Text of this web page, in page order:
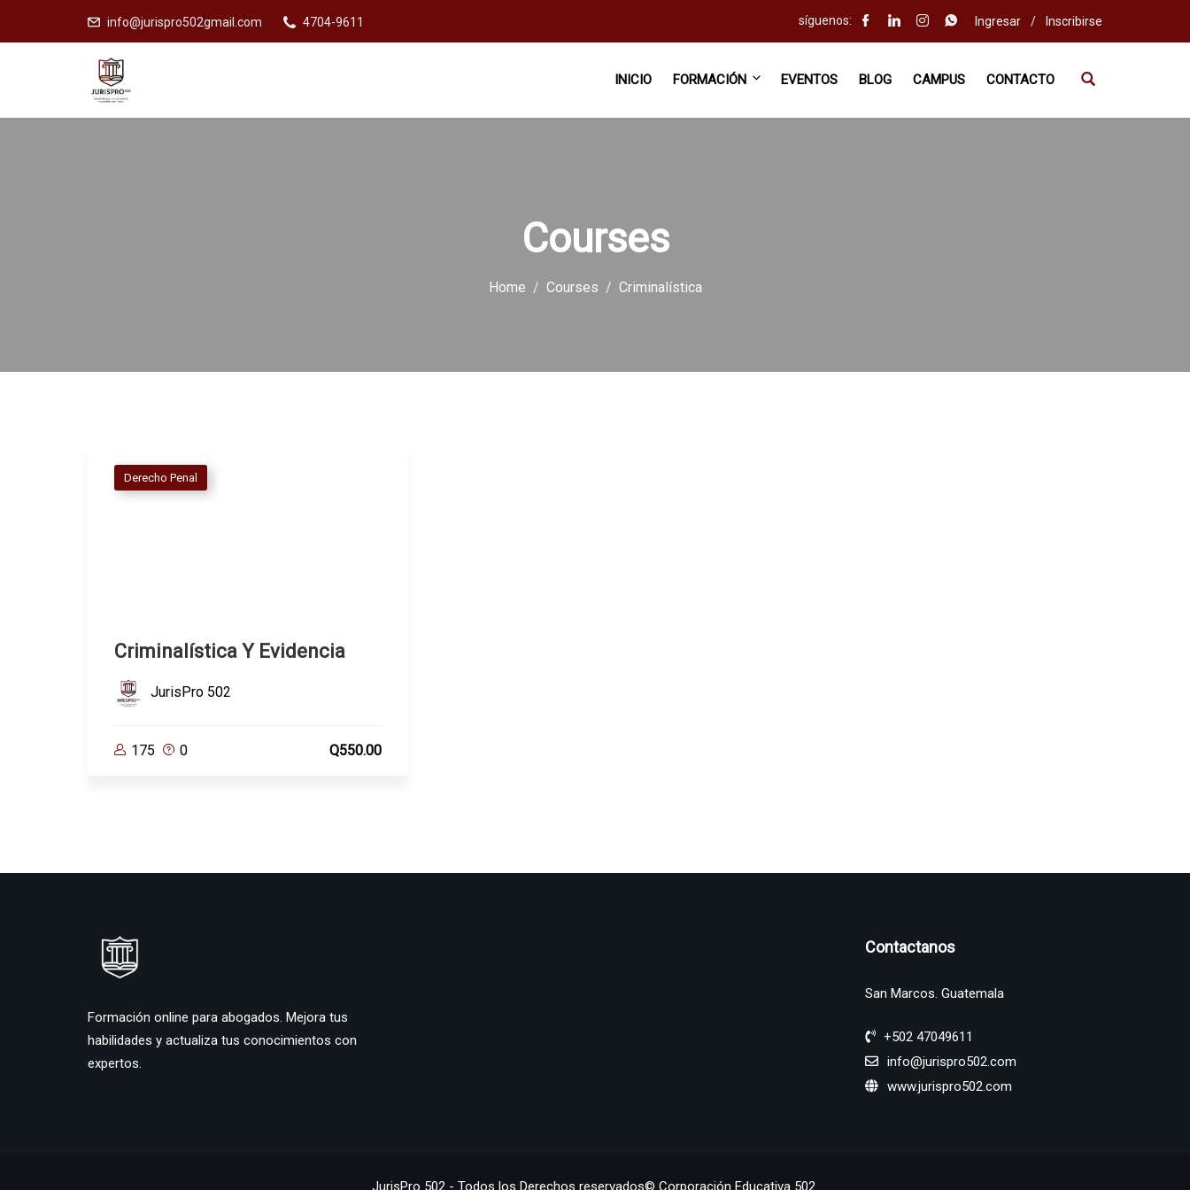
info@jurispro502gmail.com 4704-9611 síguenos: Ingresar / Inscribirse
INICIO FORMACIÓN EVENTOS BLOG CAMPUS CONTACTO
Courses
Home Courses Criminalística
Derecho Penal
Criminalística Y Evidencia
JurisPro 502
175 0 Q550.00
Formación online para abogados. Mejora tus
habilidades y actualiza tus conocimientos con
expertos.
Contactanos
San Marcos. Guatemala
+502 47049611
info@jurispro502.com
www.jurispro502.com
JurisPro 502 - Todos los Derechos reservados© Corporación Educativa 502.